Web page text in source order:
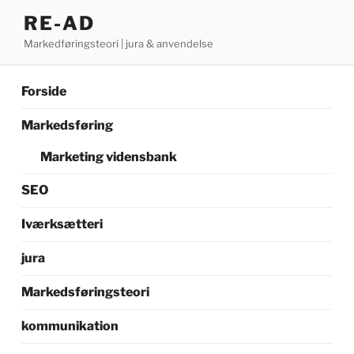
indhold
RE-AD
Markedføringsteori | jura & anvendelse
Forside
Markedsføring
Marketing vidensbank
SEO
Iværksætteri
jura
Markedsføringsteori
kommunikation